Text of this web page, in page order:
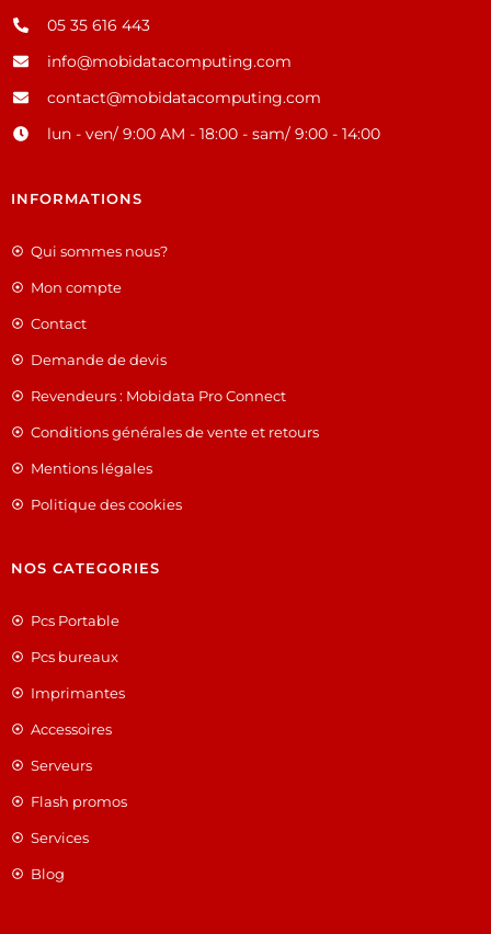
05 35 616 443
info@mobidatacomputing.com
contact@mobidatacomputing.com
lun - ven/ 9:00 AM - 18:00 - sam/ 9:00 - 14:00
INFORMATIONS
Qui sommes nous?
Mon compte
Contact
Demande de devis
Revendeurs : Mobidata Pro Connect
Conditions générales de vente et retours
Mentions légales
Politique des cookies
NOS CATEGORIES
Pcs Portable
Pcs bureaux
Imprimantes
Accessoires
Serveurs
Flash promos
Services
Blog